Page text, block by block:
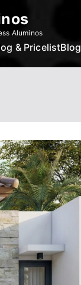
Aluminos
& PricelistBlog